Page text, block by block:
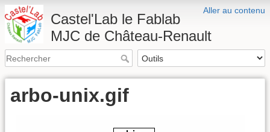
Aller au contenu
Castel'Lab le Fablab
MJC de Château-Renault
arbo-unix.gif